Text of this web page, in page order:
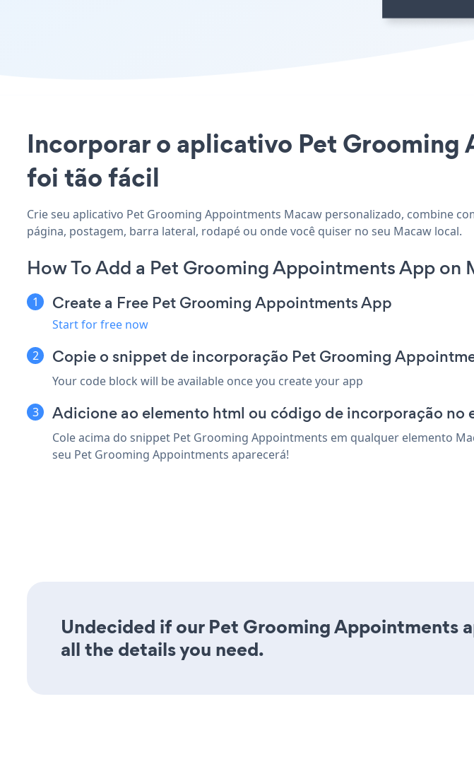
Incorporar o aplicativo Pet Grooming
foi tão fácil
Crie seu aplicativo Pet Grooming Appointments Macaw personalizado, combine
página, postagem, barra lateral, rodapé ou onde você quiser no seu Macaw local.
How To Add a Pet Grooming Appointments App on
Create a Free Pet Grooming Appointments App
Start for free now
Copie o snippet de incorporação Pet Grooming
Your code block will be available once you create your app
Adicione ao elemento html ou código de incorporação no
Cole acima do snippet Pet Grooming Appointments em qualquer elemento
seu Pet Grooming Appointments aparecerá!
Undecided if our Pet Grooming Appointments
all the details you need.